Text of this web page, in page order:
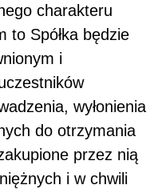
charakteru
to Spółka będzie
i
wyłonienia
do otrzymania
przez nią
i w chwili